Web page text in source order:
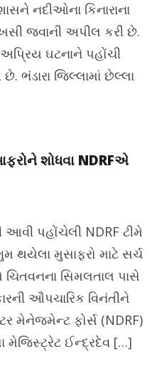
નદીઓના કિનારાના
જવાની અપીલ કરી છે.
ઘટનાને પહોંચી
ભંડારા જિલ્લામાં છેલ્લા
શોધવા NDRFએ
આવી પહોંચેલી NDRF ટીમે
થયેલા મુસાફરો માટે સર્ચ
સિમલતાલ પાસે
ઔપચારિક વિનંતીને
મેનેજમેન્ટ ફોર્સ (NDRF)
મેજિસ્ટ્રેટ ઈન્દ્રદેવ […]